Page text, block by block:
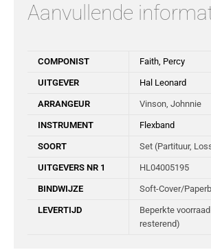
Aanvullende
COMPONIST Faith, Percy
UITGEVER Hal Leonard
ARRANGEUR Vinson, Johnnie
INSTRUMENT Flexband
SOORT Set (Partituur,
UITGEVERS NR 1 HL04005195
BINDWIJZE Soft-Cover/
LEVERTIJD
Beperkte
resterend)